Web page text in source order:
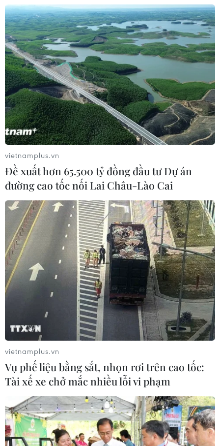
Giá vàng ngày 5/8: Bảng giá tại các công ty
vàng bạc đá quý
TIN LIÊN QUAN
Tỷ giá đi xuống, giá vàng nhẫn và SJC dao
động quanh ngưỡng 92,3 triệu đồng
Giá vàng trong nước cùng tăng 400.000 đồng mỗi
lượng phiên sáng 21/2, đưa giá bán ra của thương hiệu
giá bán cao nhất là 92,4 triệu đồng.
vietnamplus.vn
Đề xuất hơn 65.500 tỷ đồng đầu tư Dự án
đường cao tốc nối Lai Châu-Lào Cai
vietnamplus.vn
Vụ phế liệu bằng sắt, nhọn rơi trên cao tốc:
Tài xế xe chở mắc nhiều lỗi vi phạm